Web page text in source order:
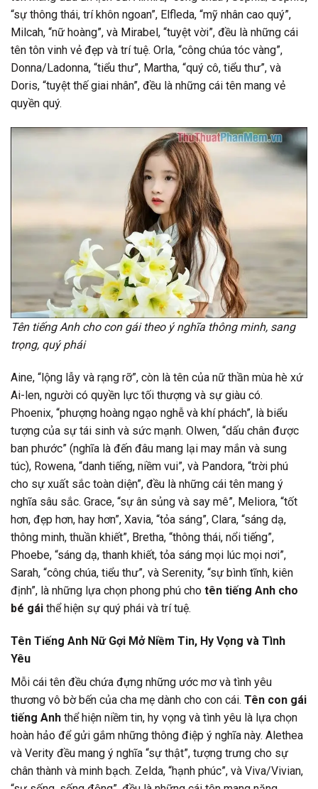
“sự thông thái, trí khôn ngoan”, Elfleda, “mỹ nhân cao quý”,
Milcah, “nữ hoàng”, và Mirabel, “tuyệt vời”, đều là những cái
tên tôn vinh vẻ đẹp và trí tuệ. Orla, “công chúa tóc vàng”,
Donna/Ladonna, “tiểu thư”, Martha, “quý cô, tiểu thư”, và
Doris, “tuyệt thế giai nhân”, đều là những cái tên mang vẻ
quyền quý.
Tên tiếng Anh cho con gái theo ý nghĩa thông minh, sang
trọng, quý phái
Aine, “lộng lẫy và rạng rỡ”, còn là tên của nữ thần mùa hè xứ
Ai-len, người có quyền lực tối thượng và sự giàu có.
Phoenix, “phượng hoàng ngạo nghễ và khí phách”, là biểu
tượng của sự tái sinh và sức mạnh. Olwen, “dấu chân được
ban phước” (nghĩa là đến đâu mang lại may mắn và sung
túc), Rowena, “danh tiếng, niềm vui”, và Pandora, “trời phú
cho sự xuất sắc toàn diện”, đều là những cái tên mang ý
nghĩa sâu sắc. Grace, “sự ân sủng và say mê”, Meliora, “tốt
hơn, đẹp hơn, hay hơn”, Xavia, “tỏa sáng”, Clara, “sáng dạ,
thông minh, thuần khiết”, Bretha, “thông thái, nổi tiếng”,
Phoebe, “sáng dạ, thanh khiết, tỏa sáng mọi lúc mọi nơi”,
Sarah, “công chúa, tiểu thư”, và Serenity, “sự bình tĩnh, kiên
định”, là những lựa chọn phong phú cho tên tiếng Anh cho
bé gái thể hiện sự quý phái và trí tuệ.
Tên Tiếng Anh Nữ Gợi Mở Niềm Tin, Hy Vọng và Tình
Yêu
Mỗi cái tên đều chứa đựng những ước mơ và tình yêu
thương vô bờ bến của cha mẹ dành cho con cái. Tên con gái
tiếng Anh thể hiện niềm tin, hy vọng và tình yêu là lựa chọn
hoàn hảo để gửi gắm những thông điệp ý nghĩa này. Alethea
và Verity đều mang ý nghĩa “sự thật”, tượng trưng cho sự
chân thành và minh bạch. Zelda, “hạnh phúc”, và Viva/Vivian,